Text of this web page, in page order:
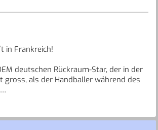
in Frankreich!
deutschen Rückraum-Star, der in der
gross, als der Handballer während des